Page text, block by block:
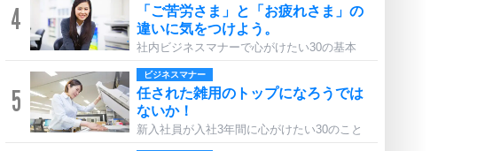
4
「ご苦労さま」と「お疲れさま」の
違いに気をつけよう。
社内ビジネスマナーで心がけたい30の基本
5
ビジネスマナー
任された雑用のトップになろうでは
ないか！
新入社員が入社3年間に心がけたい30のこと